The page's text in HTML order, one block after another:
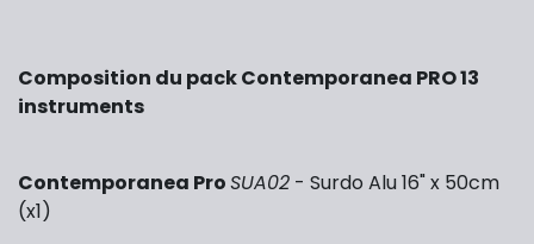
Composition du pack Contemporanea PRO 13
instruments
Contemporanea ProSUA02 - Surdo Alu 16" x 50cm
(x1)